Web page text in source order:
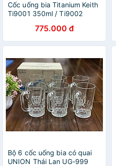
Cốc uống bia Titanium Keith
Ti9001 350ml / Ti9002
775.000 đ
Bộ 6 cốc uống bia có quai
UNION Thái Lan UG-999